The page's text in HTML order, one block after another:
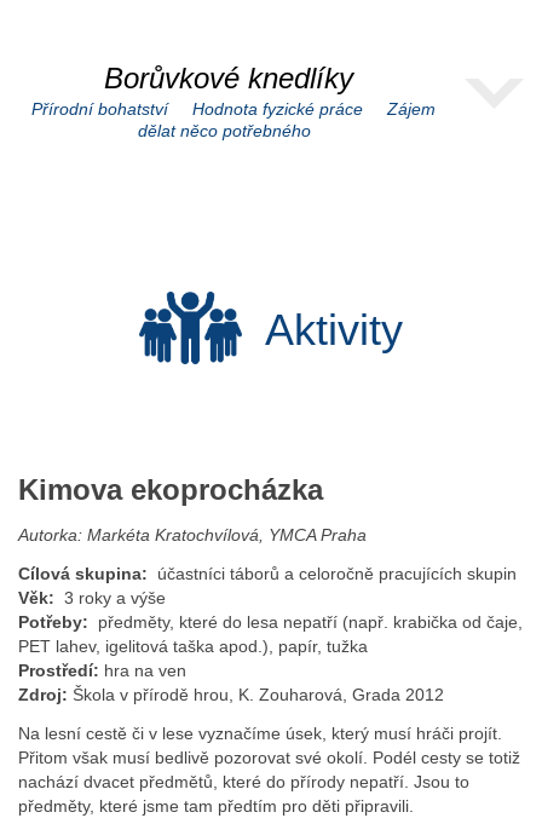
Borůvkové knedlíky
Přírodní bohatství Hodnota fyzické práce
Zájem
dělat něco potřebného
Aktivity
Kimova ekoprocházka
Autorka: Markéta Kratochvílová, YMCA Praha
Cílová skupina: účastníci táborů a celoročně pracujících skupin
Věk: 3 roky a výše
Potřeby: předměty, které do lesa nepatří (např. krabička od čaje,
PET lahev, igelitová taška apod.), papír, tužka
Prostředí: hra na ven
Zdroj: Škola v přírodě hrou, K. Zouharová, Grada 2012
Na lesní cestě či v lese vyznačíme úsek, který musí hráči projít.
Přitom však musí bedlivě pozorovat své okolí. Podél cesty se totiž
nachází dvacet předmětů, které do přírody nepatří. Jsou to
předměty, které jsme tam předtím pro děti připravili.